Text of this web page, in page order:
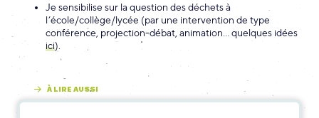
Je sensibilise sur la question des déchets à
l’école/collège/lycée (par une intervention de type
conférence, projection-débat, animation… quelques idées
ici).
À LIRE AUSSI